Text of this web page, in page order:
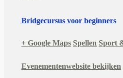
Bridgecursus voor beginners
+ Google Maps Spellen Sport
Evenementenwebsite bekijken